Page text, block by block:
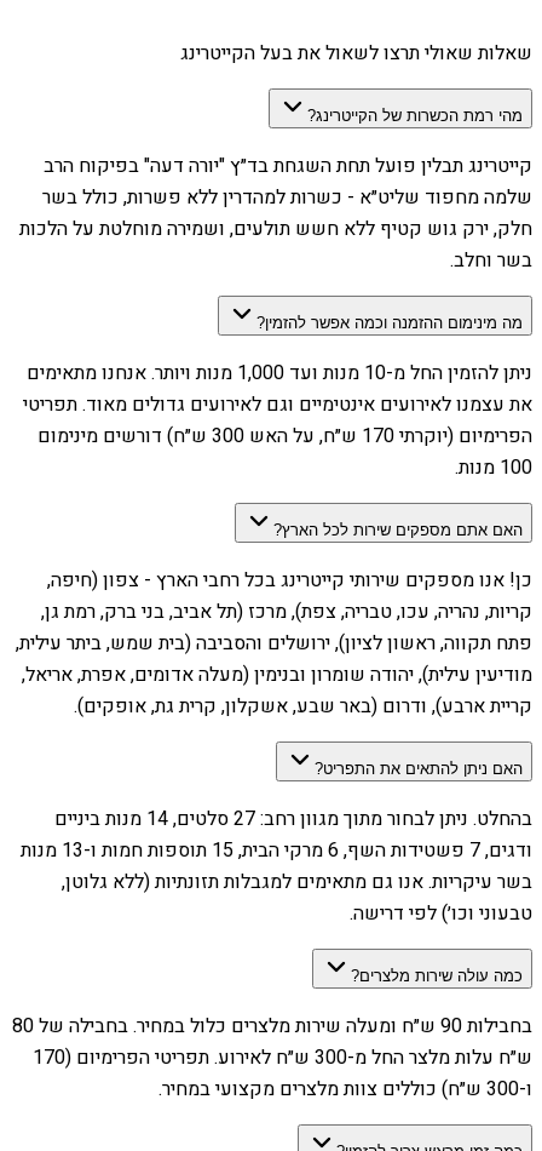
שאלות שאולי תרצו לשאול את בעל הקייטרינג
מהי רמת הכשרות של הקייטרינג?
קייטרינג תבלין פועל תחת השגחת בד״ץ "יורה דעה" בפיקוח הרב
שלמה מחפוד שליט״א - כשרות למהדרין ללא פשרות, כולל בשר
חלק, ירק גוש קטיף ללא חשש תולעים, ושמירה מוחלטת על הלכות
בשר וחלב.
מה מינימום ההזמנה וכמה אפשר להזמין?
ניתן להזמין החל מ-10 מנות ועד 1,000 מנות ויותר. אנחנו מתאימים
את עצמנו לאירועים אינטימיים וגם לאירועים גדולים מאוד. תפריטי
הפרימיום (יוקרתי 170 ש״ח, על האש 300 ש״ח) דורשים מינימום
100 מנות.
האם אתם מספקים שירות לכל הארץ?
כן! אנו מספקים שירותי קייטרינג בכל רחבי הארץ - צפון (חיפה,
קריות, נהריה, עכו, טבריה, צפת), מרכז (תל אביב, בני ברק, רמת גן,
פתח תקווה, ראשון לציון), ירושלים והסביבה (בית שמש, ביתר עילית,
מודיעין עילית), יהודה שומרון ובנימין (מעלה אדומים, אפרת, אריאל,
קריית ארבע), ודרום (באר שבע, אשקלון, קרית גת, אופקים).
האם ניתן להתאים את התפריט?
בהחלט. ניתן לבחור מתוך מגוון רחב: 27 סלטים, 14 מנות ביניים
ודגים, 7 פשטידות השף, 6 מרקי הבית, 15 תוספות חמות ו-13 מנות
בשר עיקריות. אנו גם מתאימים למגבלות תזונתיות (ללא גלוטן,
טבעוני וכו׳) לפי דרישה.
כמה עולה שירות מלצרים?
בחבילות 90 ש״ח ומעלה שירות מלצרים כלול במחיר. בחבילה של 80
ש״ח עלות מלצר החל מ-300 ש״ח לאירוע. תפריטי הפרימיום (170
ו-300 ש״ח) כוללים צוות מלצרים מקצועי במחיר.